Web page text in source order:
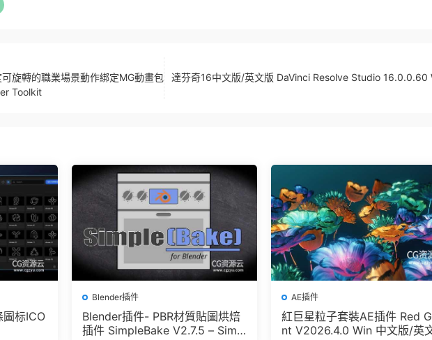
旋轉的職業場景動作綁定MG動畫包
Toolkit
達芬奇16中文版/英文版 DaVinci Resolve Studio 16.0.0.60
标ICO
Blender插件
Blender插件- PBR材質貼圖烘焙
插件 SimpleBake V2.7.5 – Simpl
AE插件
紅巨星粒子套裝AE插件 Red
nt V2026.4.0 Win 中文版/英